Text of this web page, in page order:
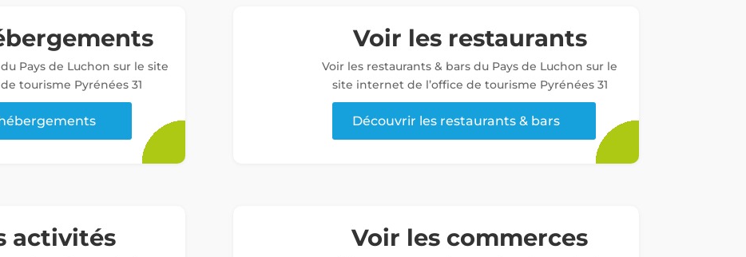
Pays de Luchon sur le site
tourisme Pyrénées 31
Voir les restaurants
Voir les restaurants & bars du Pays de Luchon sur le
site internet de l’office de tourisme Pyrénées 31
Découvrir les restaurants & bars
activités Voir les commerces